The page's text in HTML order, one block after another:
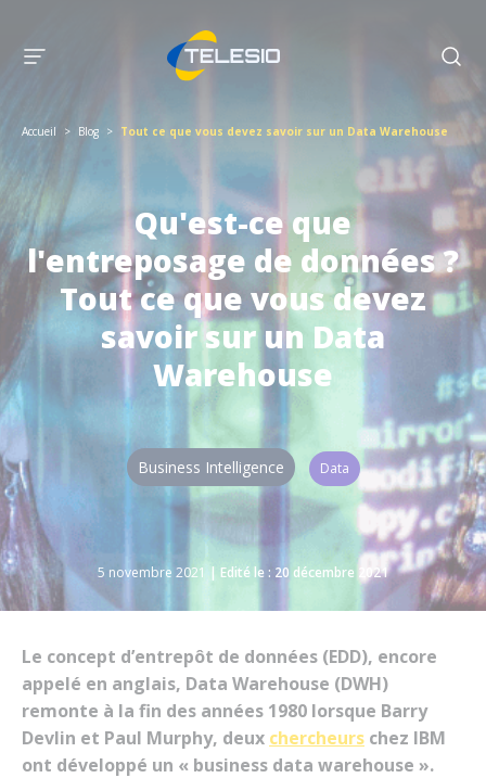
Accueil > Blog > Tout ce que vous devez savoir sur un Data Warehouse
Qu'est-ce que
l'entreposage de données ?
Tout ce que vous devez
savoir sur un Data
Warehouse
Business Intelligence Data
5 novembre 2021 | Edité le : 20 décembre 2021
Le concept d’entrepôt de données (EDD), encore
appelé en anglais, Data Warehouse (DWH)
remonte à la fin des années 1980 lorsque Barry
Devlin et Paul Murphy, deux chercheurs chez IBM
ont développé un « business data warehouse ».